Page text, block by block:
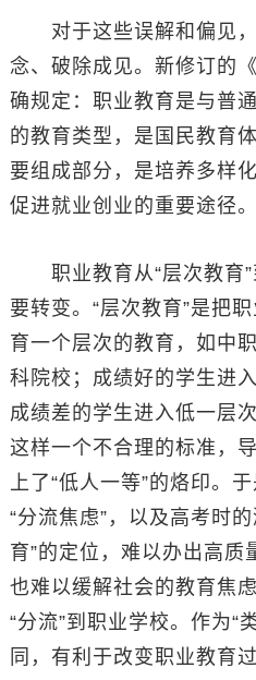
对于这些误解和偏见，
念、破除成见。新修订的
确规定：职业教育是与普
的教育类型，是国民教育
要组成部分，是培养多样
促进就业创业的重要途径。
职业教育从“层次教育”
要转变。“层次教育”是把
育一个层次的教育，如中
科院校；成绩好的学生进
成绩差的学生进入低一层
这样一个不合理的标准，
上了“低人一等”的烙印。
“分流焦虑”，以及高考时
育”的定位，难以办出高质
也难以缓解社会的教育焦
“分流”到职业学校。作为“
同，有利于改变职业教育